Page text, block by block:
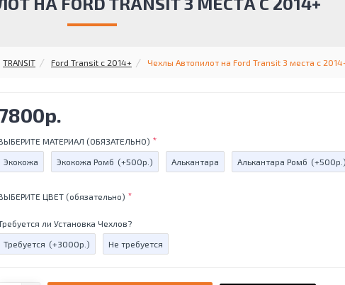
TRANSIT Ford Transit с 2014+ Чехлы Автопилот на Ford Transit 3 места c
МАТЕРИАЛ (ОБЯЗАТЕЛЬНО)
Экокожа Экокожа Ромб (+500р.) Алькантара Алькантара Ромб (+500р.)
ЦВЕТ (обязательно)
ли Установка Чехлов?
Требуется (+3000р.) Не требуется